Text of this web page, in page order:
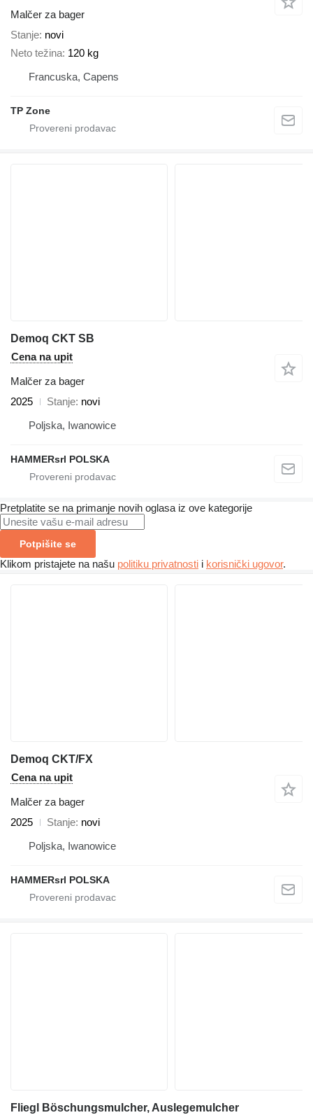
Malčer za bager
Stanje novi
Neto težina 120 kg
Francuska, Capens
TP Zone
Demoq CKT SB
Cena na upit
Malčer za bager
2025
Stanje novi
Poljska, Iwanowice
HAMMERsrl POLSKA
Pretplatite se na primanje novih oglasa iz ove kategorije
Potpišite se
Klikom pristajete na našu politiku privatnosti i korisnički ugovor.
Demoq CKT/FX
Cena na upit
Malčer za bager
2025
Stanje novi
Poljska, Iwanowice
HAMMERsrl POLSKA
Fliegl Böschungsmulcher, Auslegemulcher